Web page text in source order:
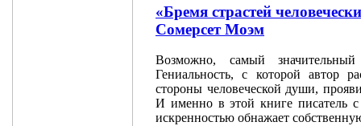
«Бремя страстей
Сомерсет Моэм
Возможно, самый
Гениальность, с которой автор
стороны человеческой души,
И именно в этой книге писатель
искренностью обнажает